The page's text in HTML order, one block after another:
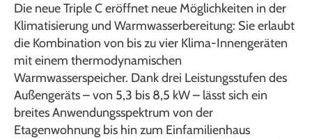
Die neue Triple C eröffnet neue Möglichkeiten in der
Klimatisierung und Warmwasserbereitung: Sie erlaubt
die Kombination von bis zu vier Klima-Innengeräten
mit einem thermodynamischen
Warmwasserspeicher. Dank drei Leistungsstufen des
Außengeräts – von 5,3 bis 8,5 kW – lässt sich ein
breites Anwendungsspektrum von der
Etagenwohnung bis hin zum Einfamilienhaus